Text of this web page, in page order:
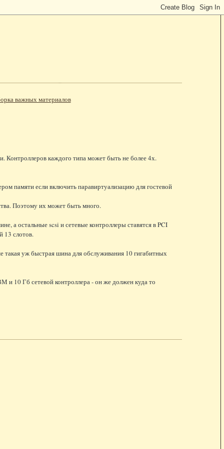
важных материалов
Контроллеров каждого типа может быть не более 4х.
памяти если включить паравиртуализацию для гостевой
Поэтому их может быть много.
а остальные scsi и сетевые контроллеры ставятся в PCI
13 слотов.
такая уж быстрая шина для обслуживания 10 гигабитных
10 Гб сетевой контроллера - он же должен куда то